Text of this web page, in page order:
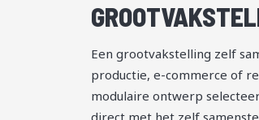
Een grootvakstelling zelf
productie, e-commerce of
modulaire ontwerp
direct met het zelf
van 432 producten